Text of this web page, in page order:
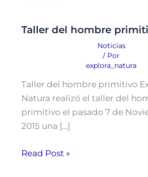
Taller del hombre
Noticias
/ Por
explora_natura
Taller del hombre primitivo
Natura realizó el taller del
primitivo el pasado 7 de
2015 una […]
Read Post »